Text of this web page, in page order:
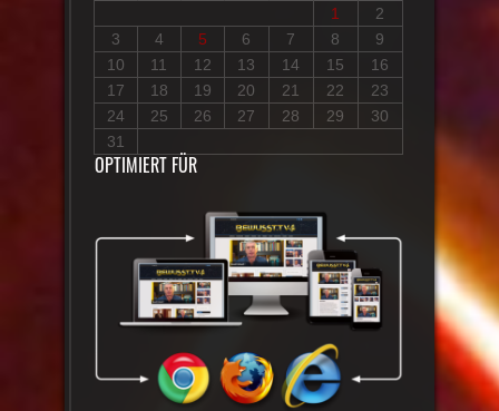
1
2
3
4 5 6 7 8
9
10
11 12 13 14 15
16
17
18 19 20 21 22
23
24
25 26 27 28 29
30
31
OPTIMIERT FÜR